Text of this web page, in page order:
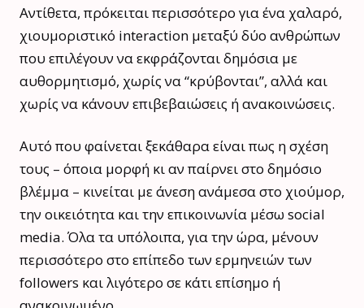
Αντίθετα, πρόκειται περισσότερο για ένα χαλαρό,
χιουμοριστικό interaction μεταξύ δύο ανθρώπων
που επιλέγουν να εκφράζονται δημόσια με
αυθορμητισμό, χωρίς να “κρύβονται”, αλλά και
χωρίς να κάνουν επιβεβαιώσεις ή ανακοινώσεις.
Αυτό που φαίνεται ξεκάθαρα είναι πως η σχέση
τους – όποια μορφή κι αν παίρνει στο δημόσιο
βλέμμα – κινείται με άνεση ανάμεσα στο χιούμορ,
την οικειότητα και την επικοινωνία μέσω social
media. Όλα τα υπόλοιπα, για την ώρα, μένουν
περισσότερο στο επίπεδο των ερμηνειών των
followers και λιγότερο σε κάτι επίσημο ή